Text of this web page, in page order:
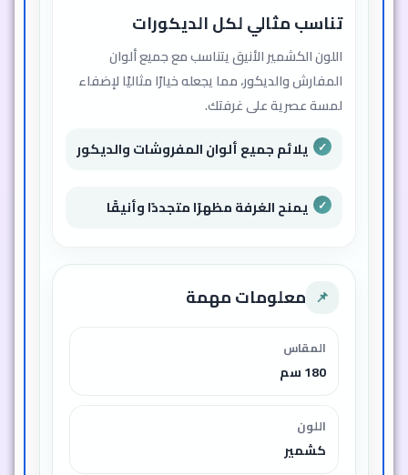
تناسب مثالي لكل الديكورات
اللون الكشمير الأنيق يتناسب مع جميع ألوان
المفارش والديكور، مما يجعله خيارًا مثاليًا لإضفاء
لمسة عصرية على غرفتك.
يلائم جميع ألوان المفروشات والديكور
يمنح الغرفة مظهرًا متجددًا وأنيقًا
📌 معلومات مهمة
المقاس
180 سم
اللون
كشمير